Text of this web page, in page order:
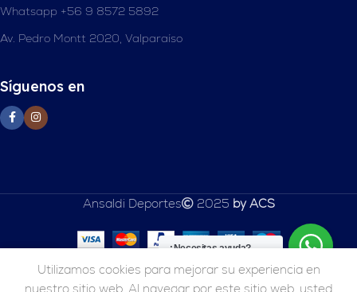
Whatsapp +56 9 8572 5892
Av. Pedro Montt 2020, Valparaíso
Síguenos en
Ansaldi Deportes 2025 by ACS
Utilizamos cookies para mejorar su experiencia en
nuestro sitio web. Al navegar por este sitio web, usted
¿Necesitas ayuda?